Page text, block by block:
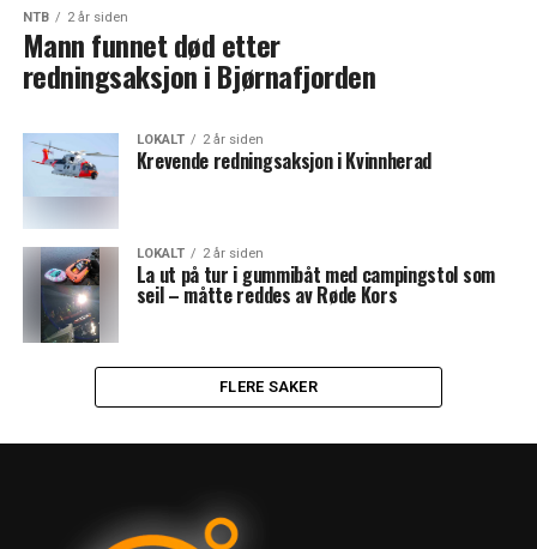
NTB 2 år siden
Mann funnet død etter
redningsaksjon i Bjørnafjorden
LOKALT 2 år siden
Krevende redningsaksjon i Kvinnherad
LOKALT 2 år siden
La ut på tur i gummibåt med campingstol som
seil – måtte reddes av Røde Kors
FLERE SAKER